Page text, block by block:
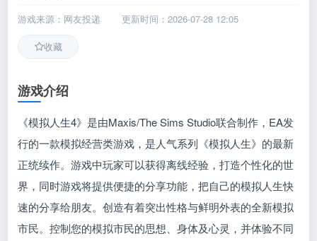
游戏来源：网友投递 更新时间：2026-07-28 12:05
收藏
游戏介绍
《模拟人生4》是由Maxis/The Sims Studio联合制作，EA发
行的一款模拟经营类游戏，是人气系列《模拟人生》的最新
正统续作。游戏中玩家可以获得离线经验，打造个性化的世
界，同时游戏将提供便捷的分享功能，把自己的模拟人生快
速的分享给朋友。创造有着突出性格与鲜明外表的全新模拟
市民。控制您的模拟市民的思想、身体及心灵，并体验不同